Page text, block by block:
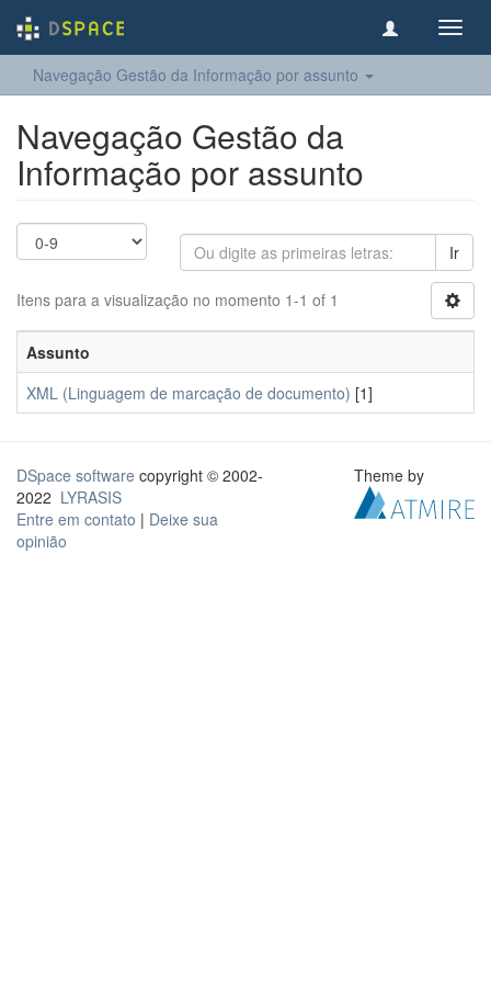
Navegação Gestão da Informação por assunto
Navegação Gestão da
Informação por assunto
Ir
Itens para a visualização no momento 1-1 of 1
Assunto
XML (Linguagem de marcação de documento) [1]
DSpace software copyright © 2002-
2022 LYRASIS
Entre em contato | Deixe sua
opinião
Theme by